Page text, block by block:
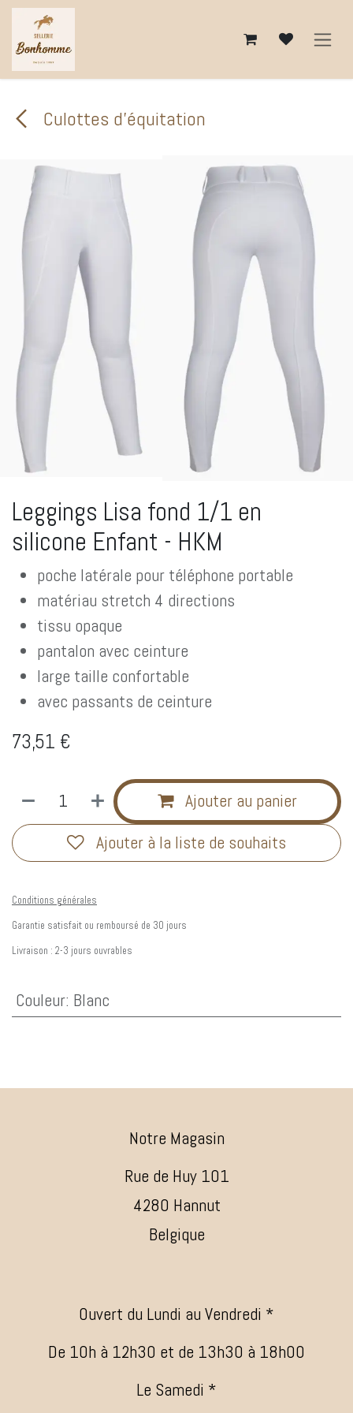
Se rendre au contenu
Culottes d'équitation
Leggings Lisa fond 1/1 en
silicone Enfant - HKM
poche latérale pour téléphone portable
matériau stretch 4 directions
tissu opaque
pantalon avec ceinture
large taille confortable
avec passants de ceinture
73,51 €
Ajouter au panier
Ajouter à la liste de souhaits
Conditions générales
Garantie satisfait ou remboursé de 30 jours
Livraison : 2-3 jours ouvrables
Couleur: Blanc
Notre Magasin
Rue de Huy 101
4280 Hannut
Belgique
Ouvert du Lundi au Vendredi *
De 10h à 12h30 et de 13h30 à 18h00
Le Samedi *